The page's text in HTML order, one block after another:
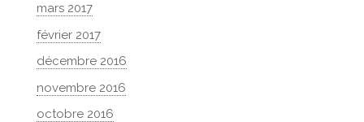
mars 2017
février 2017
décembre 2016
novembre 2016
octobre 2016